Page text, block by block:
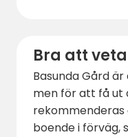
avkoppling är
basen för att
Östergötland
Bra att veta
Basunda Gård
men för att få ut
boende i förväg,